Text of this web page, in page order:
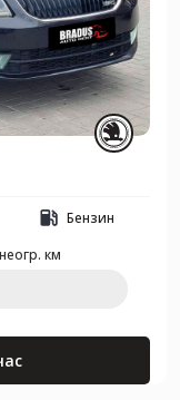
Бензин
неогр. км